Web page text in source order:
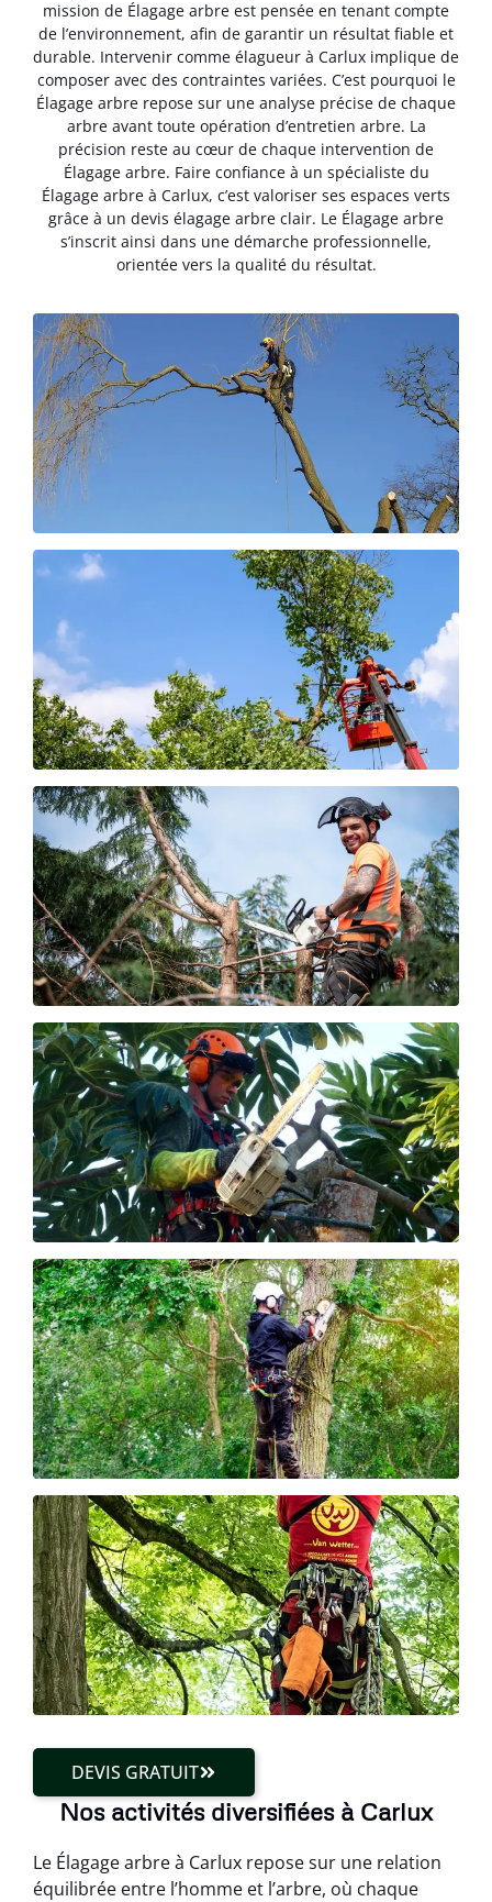
mission de Élagage arbre est pensée en tenant compte
de l’environnement, afin de garantir un résultat fiable et
durable. Intervenir comme élagueur à Carlux implique de
composer avec des contraintes variées. C’est pourquoi le
Élagage arbre repose sur une analyse précise de chaque
arbre avant toute opération d’entretien arbre. La
précision reste au cœur de chaque intervention de
Élagage arbre. Faire confiance à un spécialiste du
Élagage arbre à Carlux, c’est valoriser ses espaces verts
grâce à un devis élagage arbre clair. Le Élagage arbre
s’inscrit ainsi dans une démarche professionnelle,
orientée vers la qualité du résultat.
DEVIS GRATUIT
Nos activités diversifiées à Carlux
Le Élagage arbre à Carlux repose sur une relation
équilibrée entre l’homme et l’arbre, où chaque